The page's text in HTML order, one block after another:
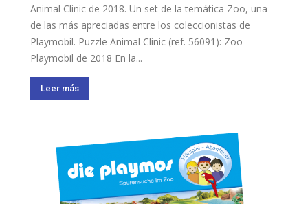
Animal Clinic de 2018. Un set de la temática Zoo, una
de las más apreciadas entre los coleccionistas de
Playmobil. Puzzle Animal Clinic (ref. 56091): Zoo
Playmobil de 2018 En la...
Leer más